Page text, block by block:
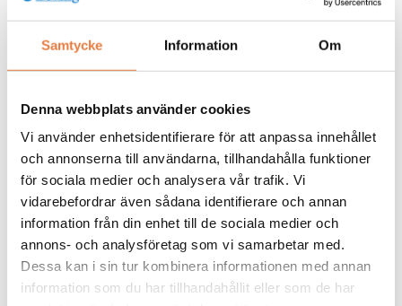
Samtycke Information Om
Denna webbplats använder cookies
Vi använder enhetsidentifierare för att anpassa innehållet
och annonserna till användarna, tillhandahålla funktioner
för sociala medier och analysera vår trafik. Vi
vidarebefordrar även sådana identifierare och annan
information från din enhet till de sociala medier och
annons- och analysföretag som vi samarbetar med.
Dessa kan i sin tur kombinera informationen med annan
information som du har tillhandahållit eller som de har
Skillnaden mellan isolerat och direktjordat nät
Vi reder ut skillnaderna mellan direktjordat nät (oftast TN
/ TN-S nät) och isolerat nät (IT-nät)